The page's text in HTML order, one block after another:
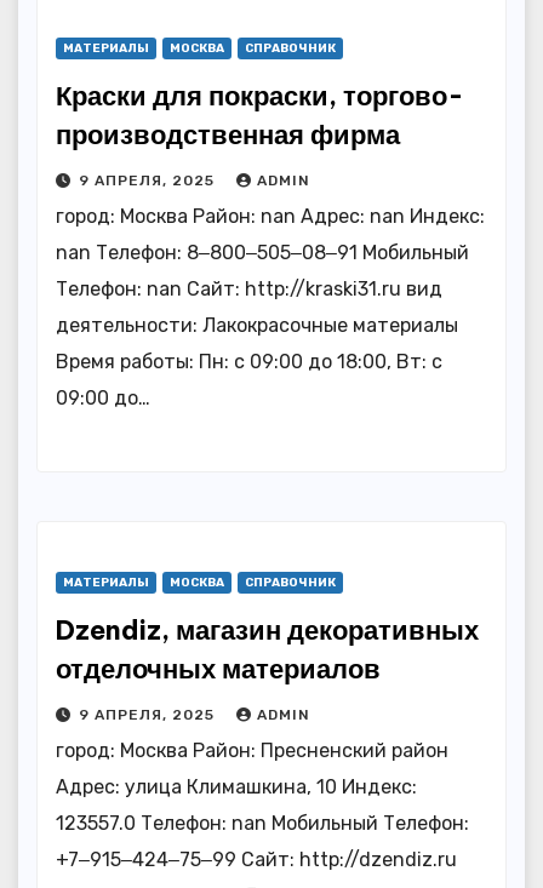
МАТЕРИАЛЫ МОСКВА СПРАВОЧНИК
Краски для покраски, торгово-
производственная фирма
9 АПРЕЛЯ, 2025 ADMIN
город: Москва Район: nan Адрес: nan Индекс:
nan Телефон: 8‒800‒505‒08‒91 Мобильный
Телефон: nan Сайт: http://kraski31.ru вид
деятельности: Лакокрасочные материалы
Время работы: Пн: с 09:00 до 18:00, Вт: с
09:00 до…
МАТЕРИАЛЫ МОСКВА СПРАВОЧНИК
Dzendiz, магазин декоративных
отделочных материалов
9 АПРЕЛЯ, 2025 ADMIN
город: Москва Район: Пресненский район
Адрес: улица Климашкина, 10 Индекс:
123557.0 Телефон: nan Мобильный Телефон:
+7‒915‒424‒75‒99 Сайт: http://dzendiz.ru